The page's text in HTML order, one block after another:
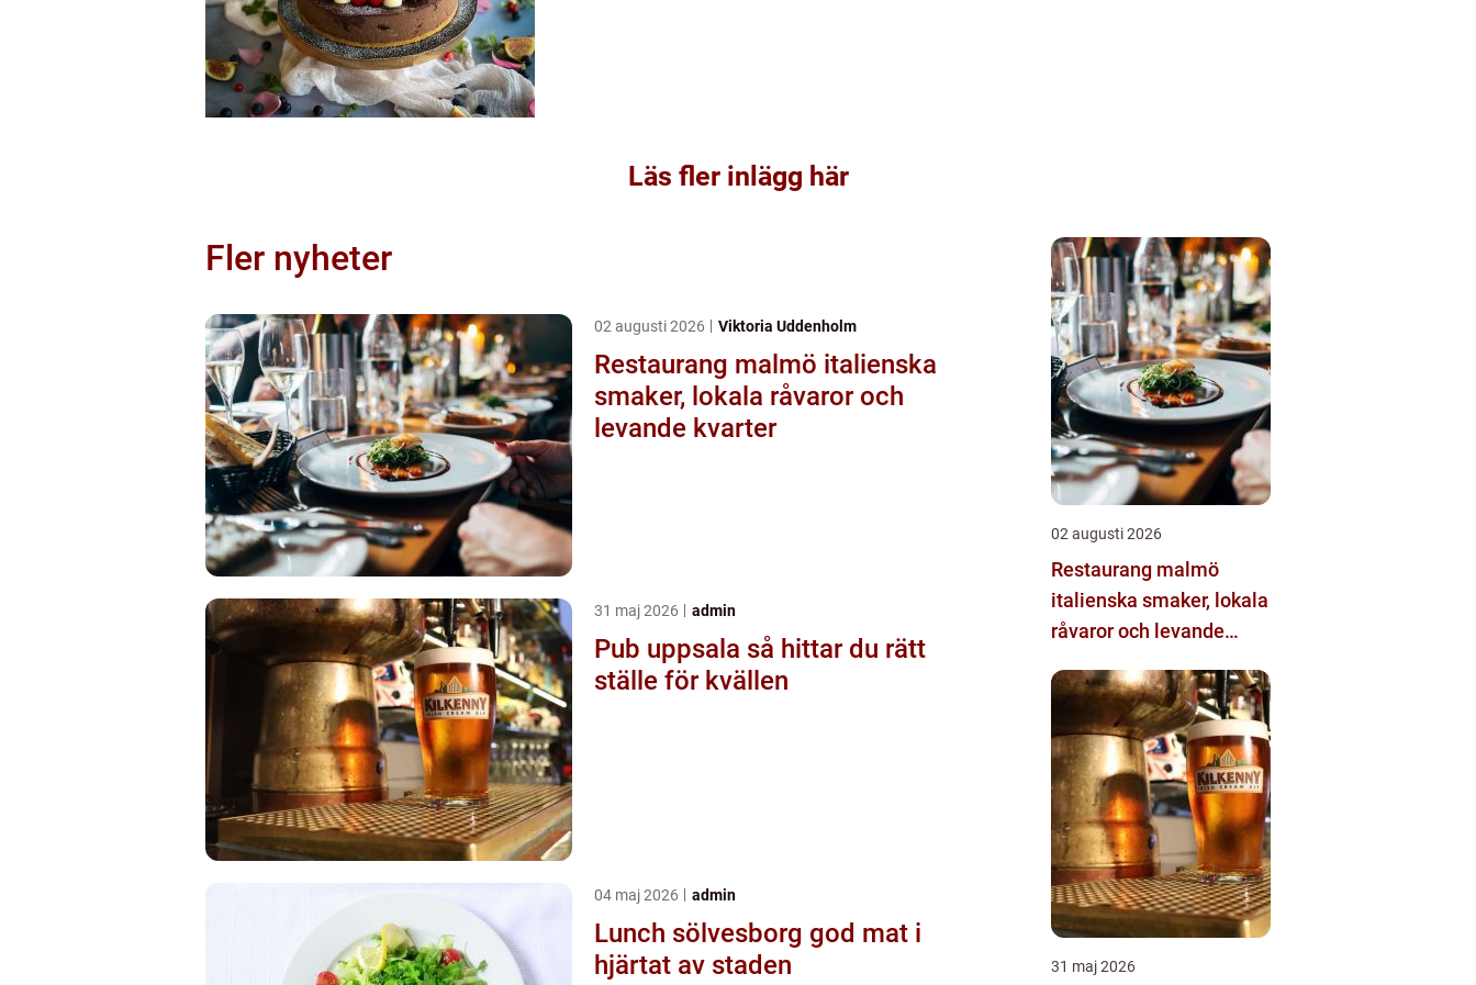
Läs fler inlägg här
Fler nyheter
02 augusti 2026 Viktoria Uddenholm
Restaurang malmö italienska
smaker, lokala råvaror och
levande kvarter
31 maj 2026 admin
Pub uppsala så hittar du rätt
ställe för kvällen
04 maj 2026 admin
Lunch sölvesborg god mat i
hjärtat av staden
02 augusti 2026
Restaurang malmö
italienska smaker, lokala
råvaror och levande
31 maj 2026